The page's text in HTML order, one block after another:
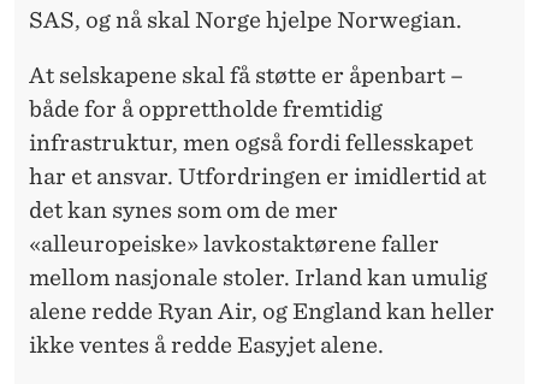
SAS, og nå skal Norge hjelpe Norwegian.
At selskapene skal få støtte er åpenbart –
både for å opprettholde fremtidig
infrastruktur, men også fordi fellesskapet
har et ansvar. Utfordringen er imidlertid at
det kan synes som om de mer
«alleuropeiske» lavkostaktørene faller
mellom nasjonale stoler. Irland kan umulig
alene redde Ryan Air, og England kan heller
ikke ventes å redde Easyjet alene.